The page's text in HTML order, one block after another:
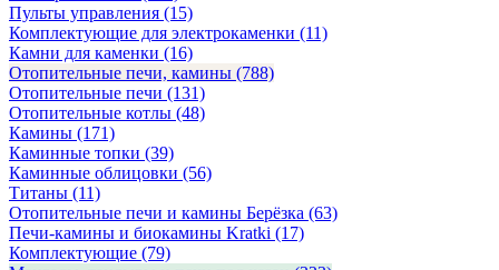
Пульты управления (15)
Комплектующие для электрокаменки (11)
Камни для каменки (16)
Отопительные печи, камины (788)
Отопительные печи (131)
Отопительные котлы (48)
Камины (171)
Каминные топки (39)
Каминные облицовки (56)
Титаны (11)
Отопительные печи и камины Берёзка (63)
Печи-камины и биокамины Kratki (17)
Комплектующие (79)